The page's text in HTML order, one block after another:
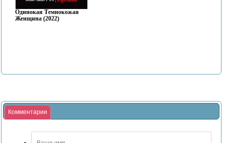
Одинокая Темнокожая
Женщина (2022)
Комментарии